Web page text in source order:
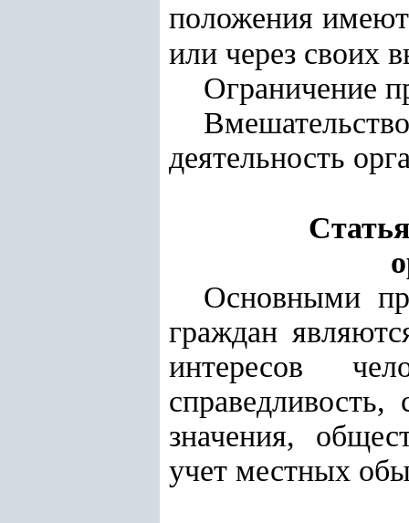
положения имеют
или через своих
Ограничение
деятельность
Основными
граждан
интересов
значения,
учет местных